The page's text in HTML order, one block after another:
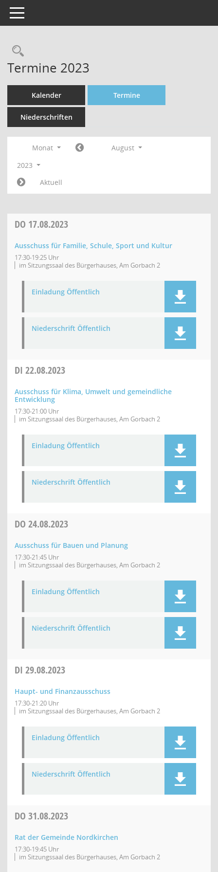
Toggle navigation
Rechercheauswahl
Termine 2023
Kalender Termine
Niederschriften
Monat
August
2023
Aktuell
DO 17.08.2023
Ausschuss für Familie, Schule, Sport und Kultur
17:30-19:25 Uhr
im Sitzungssaal des Bürgerhauses, Am Gorbach 2
Einladung Öffentlich
Niederschrift Öffentlich
DI 22.08.2023
Ausschuss für Klima, Umwelt und gemeindliche
Entwicklung
17:30-21:00 Uhr
im Sitzungssaal des Bürgerhauses, Am Gorbach 2
Einladung Öffentlich
Niederschrift Öffentlich
DO 24.08.2023
Ausschuss für Bauen und Planung
17:30-21:45 Uhr
im Sitzungssaal des Bürgerhauses, Am Gorbach 2
Einladung Öffentlich
Niederschrift Öffentlich
DI 29.08.2023
Haupt- und Finanzausschuss
17:30-21:20 Uhr
im Sitzungssaal des Bürgerhauses, Am Gorbach 2
Einladung Öffentlich
Niederschrift Öffentlich
DO 31.08.2023
Rat der Gemeinde Nordkirchen
17:30-19:45 Uhr
im Sitzungssaal des Bürgerhauses, Am Gorbach 2